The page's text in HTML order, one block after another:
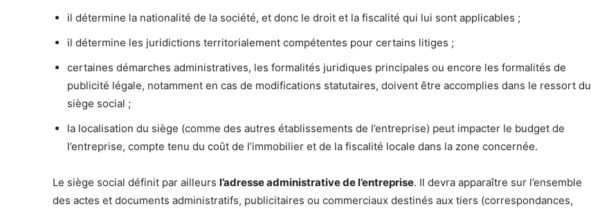
il détermine la nationalité de la société, et donc le droit et la fiscalité qui lui sont applicables ;
il détermine les juridictions territorialement compétentes pour certains litiges ;
certaines démarches administratives, les formalités juridiques principales ou encore les formalités de
publicité légale, notamment en cas de modifications statutaires, doivent être accomplies dans le ressort du
siège social ;
la localisation du siège (comme des autres établissements de l’entreprise) peut impacter le budget de
l’entreprise, compte tenu du coût de l’immobilier et de la fiscalité locale dans la zone concernée.
Le siège social définit par ailleurs l’adresse administrative de l’entreprise. Il devra apparaître sur l’ensemble
des actes et documents administratifs, publicitaires ou commerciaux destinés aux tiers (correspondances,